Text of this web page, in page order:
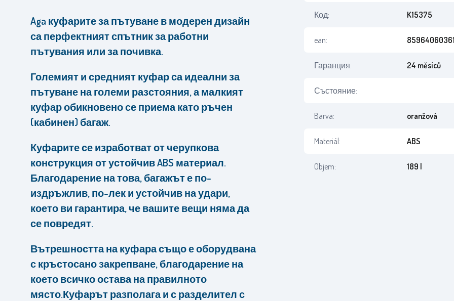
Aga куфарите за пътуване в модерен дизайн
са перфектният спътник за работни
пътувания или за почивка.
Големият и средният куфар са идеални за
пътуване на големи разстояния, а малкият
куфар обикновено се приема като ръчен
(кабинен) багаж.
Куфарите се изработват от черупкова
конструкция от устойчив ABS материал.
Благодарение на това, багажът е по-
издръжлив, по-лек и устойчив на удари,
което ви гарантира, че вашите вещи няма да
се повредят.
Вътрешността на куфара също е оборудвана
с кръстосано закрепване, благодарение на
което всичко остава на правилното
място.Куфарът разполага и с разделител с
Код: K15375
ean:
Гаранция: 24 měsíců
Състояние:
Barva: oranžová
Materiál: ABS
Objem: 189 l